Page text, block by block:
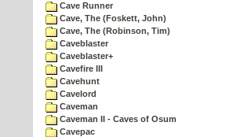
Cave Runner
Cave, The (Foskett, John)
Cave, The (Robinson, Tim)
Caveblaster
Caveblaster+
Cavefire III
Cavehunt
Cavelord
Caveman
Caveman II - Caves of Osum
Cavepac